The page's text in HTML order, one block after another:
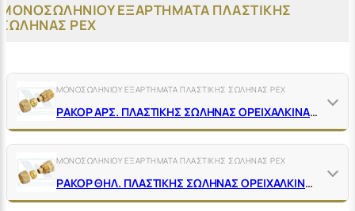
ΜΟΝΟΣΩΛΗΝΙΟΥ ΕΞΑΡΤΗΜΑΤΑ ΠΛΑΣΤΙΚΗΣ
ΣΩΛΗΝΑΣ ΡΕΧ
ΜΟΝΟΣΩΛΗΝΙΟΥ ΕΞΑΡΤΗΜΑΤΑ ΠΛΑΣΤΙΚΗΣ ΣΩΛΗΝΑΣ ΡΕΧ
ΡΑΚΟΡ ΑΡΣ. ΠΛΑΣΤΙΚΗΣ ΣΩΛΗΝΑΣ ΟΡΕΙΧΑΛΚΙΝΑ ΚΙΤΡΙΝΑ
ΜΟΝΟΣΩΛΗΝΙΟΥ ΕΞΑΡΤΗΜΑΤΑ ΠΛΑΣΤΙΚΗΣ ΣΩΛΗΝΑΣ ΡΕΧ
ΡΑΚΟΡ ΘΗΛ. ΠΛΑΣΤΙΚΗΣ ΣΩΛΗΝΑΣ ΟΡΕΙΧΑΛΚΙΝΑ ΚΙΤΡΙΝΑ